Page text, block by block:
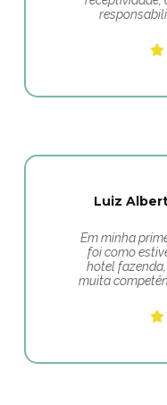
Luiz
Em minha
foi como
hotel
muita